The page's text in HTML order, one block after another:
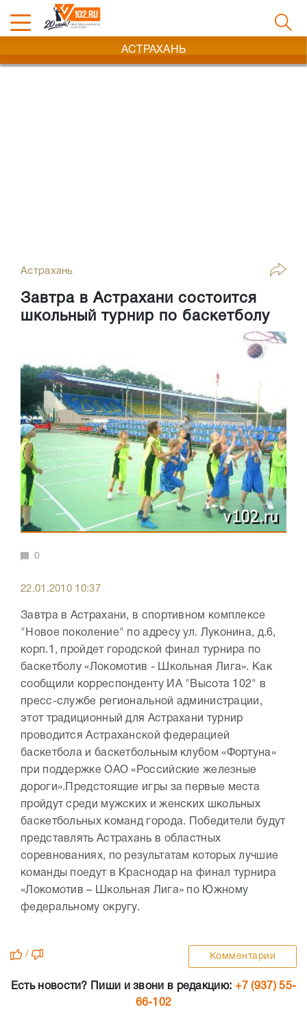
АСТРАХАНЬ
Астрахань
Завтра в Астрахани состоится
школьный турнир по баскетболу
0
22.01.2010 10:37
Завтра в Астрахани, в спортивном комплексе
"Новое поколение" по адресу ул. Луконина, д.6,
корп.1, пройдет городской финал турнира по
баскетболу «Локомотив - Школьная Лига». Как
сообщили корреспонденту ИА "Высота 102" в
пресс-службе региональной администрации,
этот традиционный для Астрахани турнир
проводится Астраханской федерацией
баскетбола и баскетбольным клубом «Фортуна»
при поддержке ОАО «Российские железные
дороги».
Предстоящие игры за первые места
пройдут среди мужских и женских школьных
баскетбольных команд города. Победители будут
представлять Астрахань в областных
соревнованиях, по результатам которых лучшие
команды поедут в Краснодар на финал турнира
«Локомотив – Школьная Лига» по Южному
федеральному округу.
/ Комментарии
Есть новости? Пиши и звони в редакцию: +7 (937) 55-
66-102